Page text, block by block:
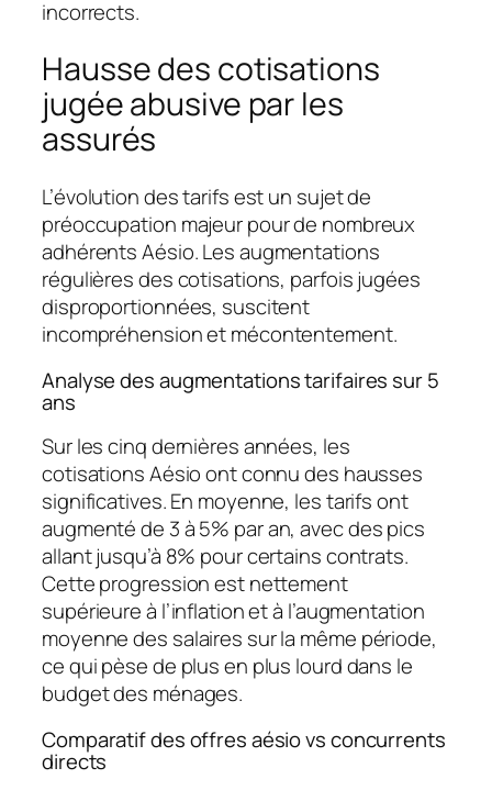
incorrects.
Hausse des cotisations
jugée abusive par les
assurés
L’évolution des tarifs est un sujet de
préoccupation majeur pour de nombreux
adhérents Aésio. Les augmentations
régulières des cotisations, parfois jugées
disproportionnées, suscitent
incompréhension et mécontentement.
Analyse des augmentations tarifaires sur 5
ans
Sur les cinq dernières années, les
cotisations Aésio ont connu des hausses
significatives. En moyenne, les tarifs ont
augmenté de 3 à 5% par an, avec des pics
allant jusqu’à 8% pour certains contrats.
Cette progression est nettement
supérieure à l’inflation et à l’augmentation
moyenne des salaires sur la même période,
ce qui pèse de plus en plus lourd dans le
budget des ménages.
Comparatif des offres aésio vs concurrents
directs